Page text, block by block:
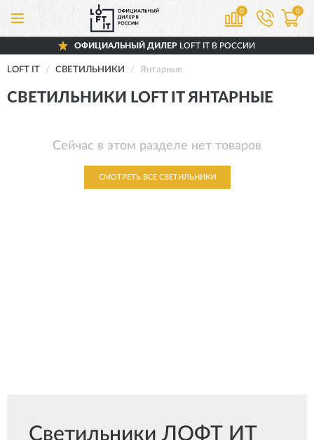
0 0
ОФИЦИАЛЬНЫЙ ДИЛЕРLOFT IT В РОССИИ
LOFT IT СВЕТИЛЬНИКИ Янтарные
СВЕТИЛЬНИКИ LOFT IT ЯНТАРНЫЕ
Сейчас в этом разделе нет товаров
СМОТРЕТЬ ВСЕ СВЕТИЛЬНИКИ
Светильники ЛОФТ ИТ